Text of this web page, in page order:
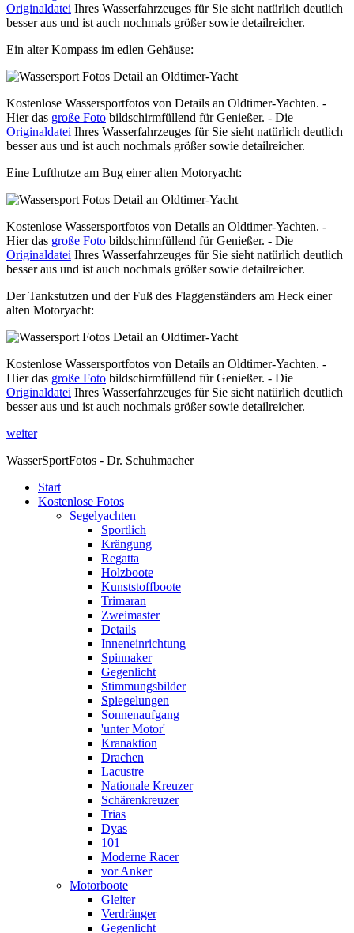
Originaldatei Ihres Wasserfahrzeuges für Sie sieht natürlich deutlich
besser aus und ist auch nochmals größer sowie detailreicher.
Ein alter Kompass im edlen Gehäuse:
Kostenlose Wassersportfotos von Details an Oldtimer-Yachten. -
Hier das große Foto bildschirmfüllend für Genießer. - Die
Originaldatei Ihres Wasserfahrzeuges für Sie sieht natürlich deutlich
besser aus und ist auch nochmals größer sowie detailreicher.
Eine Lufthutze am Bug einer alten Motoryacht:
Kostenlose Wassersportfotos von Details an Oldtimer-Yachten. -
Hier das große Foto bildschirmfüllend für Genießer. - Die
Originaldatei Ihres Wasserfahrzeuges für Sie sieht natürlich deutlich
besser aus und ist auch nochmals größer sowie detailreicher.
Der Tankstutzen und der Fuß des Flaggenständers am Heck einer
alten Motoryacht:
Kostenlose Wassersportfotos von Details an Oldtimer-Yachten. -
Hier das große Foto bildschirmfüllend für Genießer. - Die
Originaldatei Ihres Wasserfahrzeuges für Sie sieht natürlich deutlich
besser aus und ist auch nochmals größer sowie detailreicher.
weiter
WasserSportFotos - Dr. Schuhmacher
Start
Kostenlose Fotos
Segelyachten
Sportlich
Krängung
Regatta
Holzboote
Kunststoffboote
Trimaran
Zweimaster
Details
Inneneinrichtung
Spinnaker
Gegenlicht
Stimmungsbilder
Spiegelungen
Sonnenaufgang
'unter Motor'
Kranaktion
Drachen
Lacustre
Nationale Kreuzer
Schärenkreuzer
Trias
Dyas
101
Moderne Racer
vor Anker
Motorboote
Gleiter
Verdränger
Gegenlicht